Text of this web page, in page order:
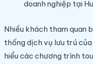
doanh nghiệp tại
Nhiều khách tham quan
thống dịch vụ lưu trú
hiểu các chương trình